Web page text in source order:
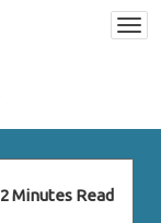
2 Minutes Read